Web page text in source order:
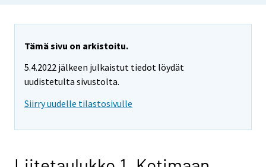
Tämä sivu on arkistoitu.
5.4.2022 jälkeen julkaistut tiedot löydät
uudistetulta sivustolta.
Siirry uudelle tilastosivulle